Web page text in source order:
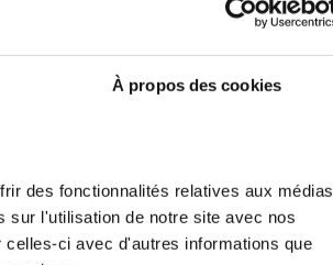
À propos des cookies
des fonctionnalités relatives aux médias
sur l'utilisation de notre site avec nos
ci avec d'autres informations que